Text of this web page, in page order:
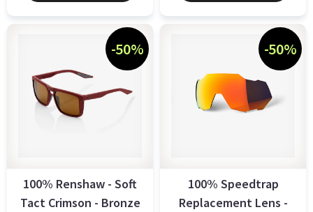
-50%
100% Renshaw - Soft
Tact Crimson - Bronze
-50%
100% Speedtrap
Replacement Lens -